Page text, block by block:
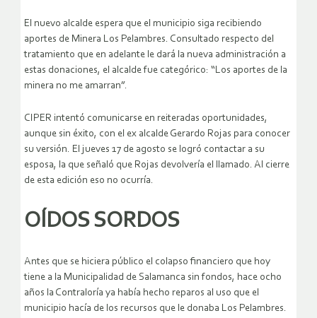
El nuevo alcalde espera que el municipio siga recibiendo
aportes de Minera Los Pelambres. Consultado respecto del
tratamiento que en adelante le dará la nueva administración a
estas donaciones, el alcalde fue categórico: “Los aportes de la
minera no me amarran”.
CIPER intentó comunicarse en reiteradas oportunidades,
aunque sin éxito, con el ex alcalde Gerardo Rojas para conocer
su versión. El jueves 17 de agosto se logró contactar a su
esposa, la que señaló que Rojas devolvería el llamado. Al cierre
de esta edición eso no ocurría.
OÍDOS SORDOS
Antes que se hiciera público el colapso financiero que hoy
tiene a la Municipalidad de Salamanca sin fondos, hace ocho
años la Contraloría ya había hecho reparos al uso que el
municipio hacía de los recursos que le donaba Los Pelambres.